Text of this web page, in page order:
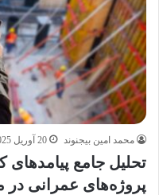
محمد امین بیجنوند 20 آوریل 2025
تحلیل جامع پیامدهای
پروژه‌های عمرانی